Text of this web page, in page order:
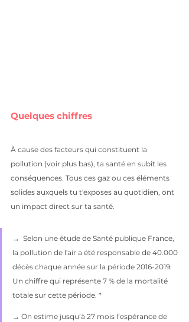
Quelques chiffres
À cause des facteurs qui constituent la
pollution (voir plus bas), ta santé en subit les
conséquences. Tous ces gaz ou ces éléments
solides auxquels tu t'exposes au quotidien, ont
un impact direct sur ta santé.
→  Selon une étude de Santé publique France,
la pollution de l'air a été responsable de 40.000
décès chaque année sur la période 2016-2019.
Un chiffre qui représente 7 % de la mortalité
totale sur cette période. *
→ On estime jusqu’à 27 mois l’espérance de